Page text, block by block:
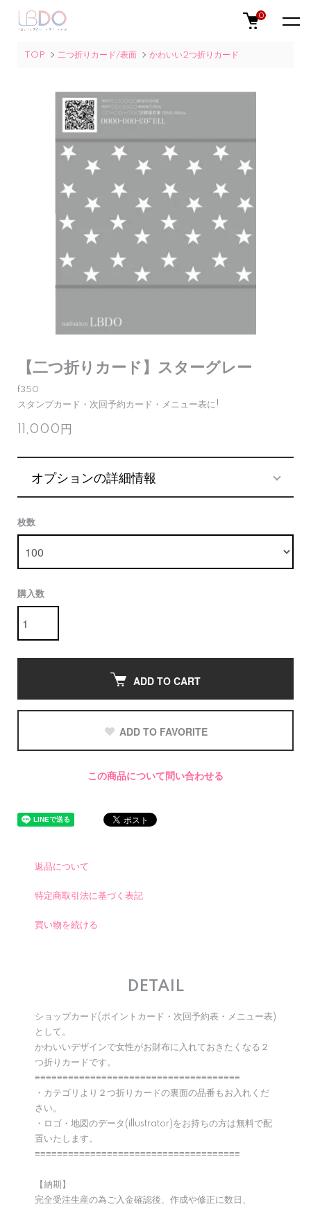
0
TOP 二つ折りカード/表面 かわいい2つ折りカード
【二つ折りカード】スターグレー
f350
スタンプカード・次回予約カード・メニュー表に!
11,000円
オプションの詳細情報
枚数
購入数
ADD TO CART
ADD TO FAVORITE
この商品について問い合わせる
返品について
特定商取引法に基づく表記
買い物を続ける
DETAIL
ショップカード(ポイントカード・次回予約表・メニュー表)
として。
かわいいデザインで女性がお財布に入れておきたくなる２
つ折りカードです。
≡≡≡≡≡≡≡≡≡≡≡≡≡≡≡≡≡≡≡≡≡≡≡≡≡≡≡≡≡≡≡≡≡≡≡≡≡
・カテゴリより２つ折りカードの裏面の品番もお入れくだ
さい。
・ロゴ・地図のデータ(illustrator)をお持ちの方は無料で配
置いたします。
≡≡≡≡≡≡≡≡≡≡≡≡≡≡≡≡≡≡≡≡≡≡≡≡≡≡≡≡≡≡≡≡≡≡≡≡≡
【納期】
完全受注生産の為ご入金確認後、作成や修正に数日、